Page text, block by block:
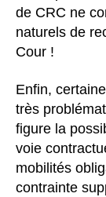
de CRC ne
naturels de
Cour !
Enfin,
très
figure la
voie
mobilités
contrainte